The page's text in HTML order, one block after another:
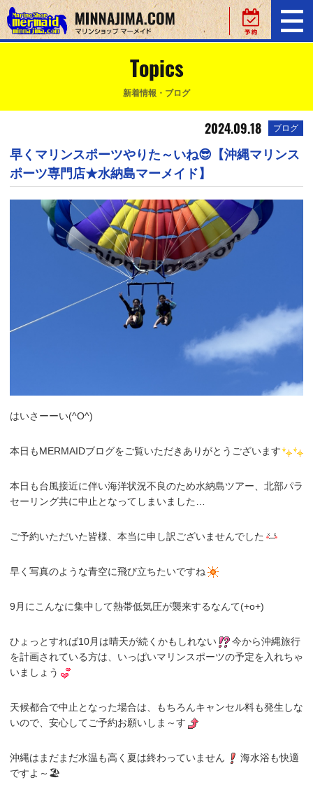
Topics
新着情報・ブログ
2024.09.18 ブログ
早くマリンスポーツやりた～いね😎【沖縄マリンス
ポーツ専門店★水納島マーメイド】
はいさーーい(^O^)
本日もMERMAIDブログをご覧いただきありがとうございます
本日も台風接近に伴い海洋状況不良のため水納島ツアー、北部パラ
セーリング共に中止となってしまいました…
ご予約いただいた皆様、本当に申し訳ございませんでした
早く写真のような青空に飛び立ちたいですね
9月にこんなに集中して熱帯低気圧が襲来するなんて(+o+)
ひょっとすれば10月は晴天が続くかもしれない
今から沖縄旅行
を計画されている方は、いっぱいマリンスポーツの予定を入れちゃ
いましょう
天候都合で中止となった場合は、もちろんキャンセル料も発生しな
いので、安心してご予約お願いしま～す
沖縄はまだまだ水温も高く夏は終わっていません
海水浴も快適
ですよ～🏖